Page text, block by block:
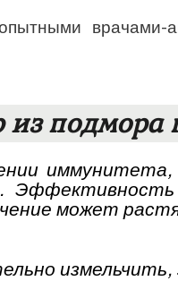
врачами-
из подмора
иммунитета,
может
измельчить,